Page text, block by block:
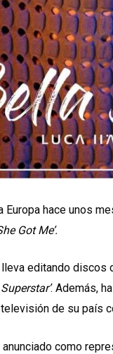
Europa hace unos
Got Me’.
editando
. Además,
de su país
como